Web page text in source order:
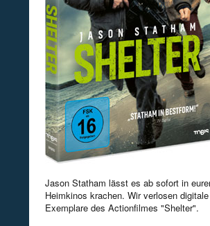
Jason Statham lässt es ab sofort in
Heimkinos krachen. Wir verlosen digitale
Exemplare des Actionfilmes "Shelter".